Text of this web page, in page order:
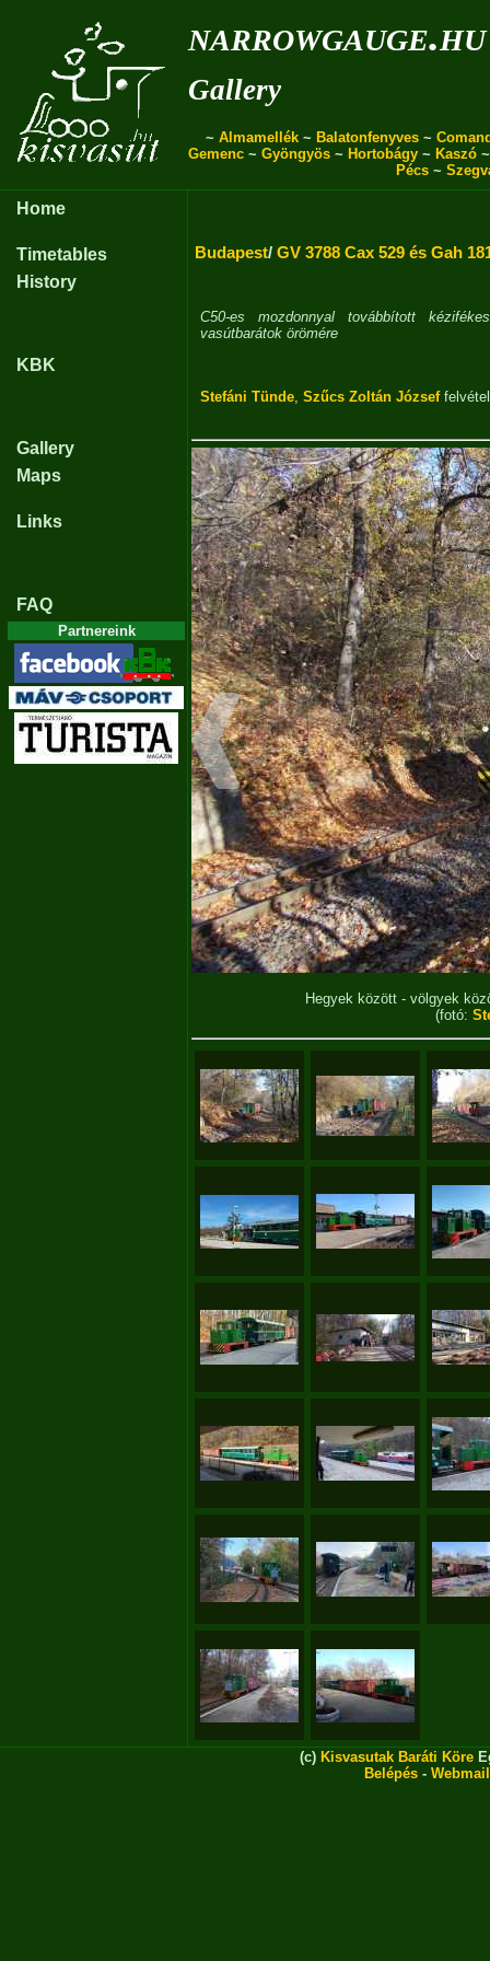
narrowgauge.hu
Gallery
~ Almamellék ~ Balatonfenyves ~
Gemenc ~ Gyöngyös ~ Hortobágy ~ Kaszó
Pécs ~
Home
Timetables
History
KBK
Gallery
Maps
Links
FAQ
Partnereink
Budapest/ GV 3788 Cax 529 és Gah
C50-es mozdonnyal továbbított
vasútbarátok örömére
Stefáni Tünde, Szűcs Zoltán József
Hegyek között - völgyek
(fotó:
(c) Kisvasutak Baráti Köre
Belépés - Webmail